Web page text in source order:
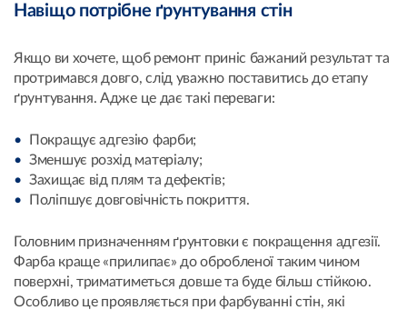
Навіщо потрібне ґрунтування стін
Якщо ви хочете, щоб ремонт приніс бажаний результат та
протримався довго, слід уважно поставитись до етапу
ґрунтування. Адже це дає такі переваги:
Покращує адгезію фарби;
Зменшує розхід матеріалу;
Захищає від плям та дефектів;
Поліпшує довговічність покриття.
Головним призначенням ґрунтовки є покращення адгезії.
Фарба краще «прилипає» до обробленої таким чином
поверхні, триматиметься довше та буде більш стійкою.
Особливо це проявляється при фарбуванні стін, які